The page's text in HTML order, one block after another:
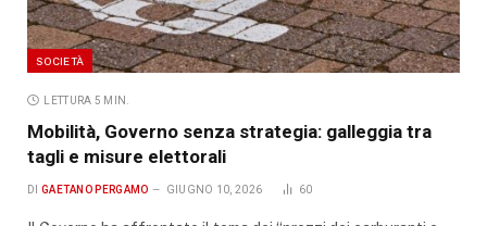
SOCIETÀ
LETTURA 5 MIN.
Mobilità, Governo senza strategia: galleggia tra
tagli e misure elettorali
DI GAETANO PERGAMO GIUGNO 10, 2026 60